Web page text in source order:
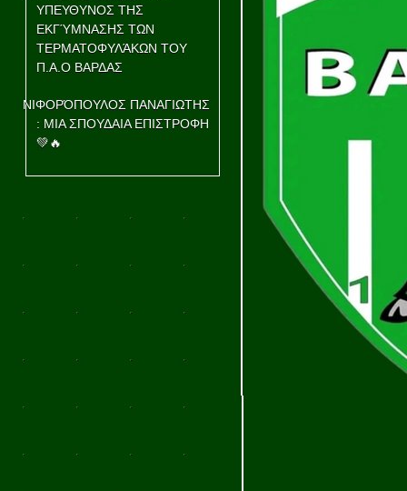
ΥΠΕΥΘΥΝΟΣ ΤΗΣ
ΕΚΓΎΜΝΑΣΗΣ ΤΩΝ
ΤΕΡΜΑΤΟΦΥΛΆΚΩΝ ΤΟΥ
Π.Α.Ο ΒΑΡΔΑΣ
ΝΙΦΟΡΌΠΟΥΛΟΣ ΠΑΝΑΓΙΩΤΗΣ
: ΜΙΑ ΣΠΟΥΔΑΙΑ ΕΠΙΣΤΡΟΦΗ
💚🔥